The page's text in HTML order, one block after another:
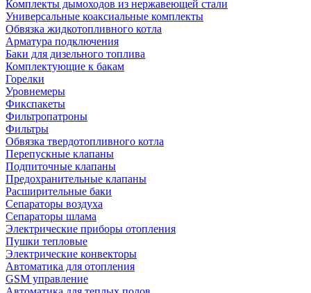
Комплекты дымоходов из нержавеющей стали
Универсальные коаксиальные комплекты
Обвязка жидкотопливного котла
Арматура подключения
Баки для дизельного топлива
Комплектующие к бакам
Горелки
Уровнемеры
Фикспакеты
Фильтропатроны
Фильтры
Обвязка твердотопливного котла
Перепускные клапаны
Подпиточные клапаны
Предохранительные клапаны
Расширительные баки
Сепараторы воздуха
Сепараторы шлама
Электрические приборы отопления
Пушки тепловые
Электрические конвекторы
Автоматика для отопления
GSM управление